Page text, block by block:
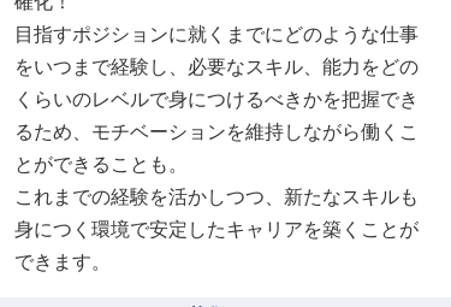
目指すポジションに就くまでにどのような仕事
をいつまで経験し、必要なスキル、能力をどの
くらいのレベルで身につけるべきかを把握でき
るため、モチベーションを維持しながら働くこ
とができることも。
これまでの経験を活かしつつ、新たなスキルも
身につく環境で安定したキャリアを築くことが
できます。